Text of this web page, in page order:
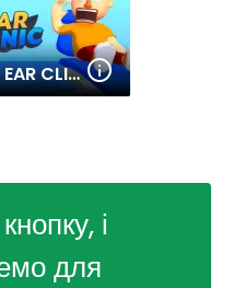
EAR CLINIC
і
для